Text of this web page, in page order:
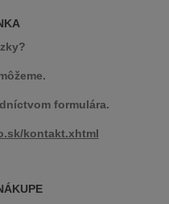
formulára.
kontakt.xhtml